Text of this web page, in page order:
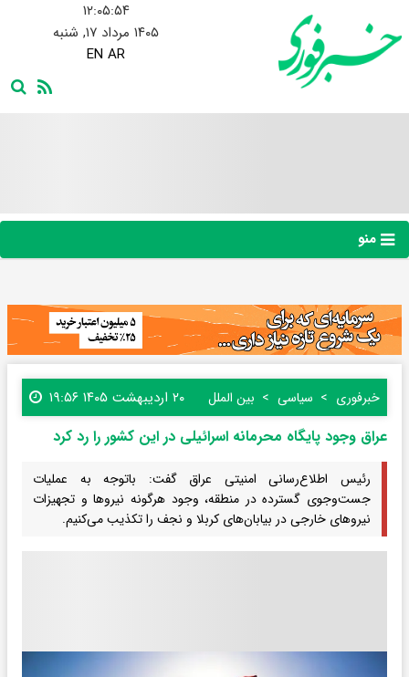
۱۲:۰۵:۵۵
۱۴۰۵ مرداد ۱۷, شنبه
EN AR
منو
خبرفوری سیاسی بین الملل ۲۰ اردیبهشت ۱۴۰۵ ۱۹:۵۶
عراق وجود پایگاه محرمانه اسرائیلی در این کشور را رد کرد
رئیس اطلاع‌رسانی امنیتی عراق گفت: باتوجه به عملیات
جست‌وجوی گسترده در منطقه، وجود هرگونه نیروها و تجهیزات
نیروهای خارجی در بیابان‌های کربلا و نجف را تکذیب می‌کنیم.